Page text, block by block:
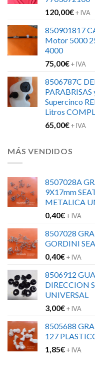
120,00€+ IVA
850901817
Motor 5000
4000
75,00€+ IVA
8506787C
Supercinco
Litros
65,00€+ IVA
MÁS VENDIDOS
8507028A
9X17mm
METALICA
0,40€+ IVA
8507028
GORDINI
0,40€+ IVA
8506912
DIRECCION
UNIVERSAL
3,00€+ IVA
8505688
127
1,85€+ IVA